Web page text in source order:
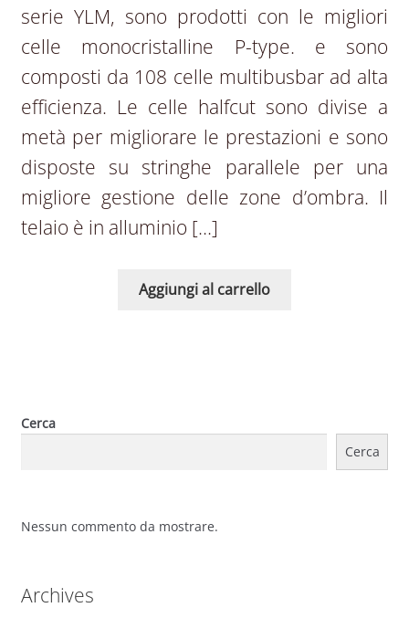
serie YLM, sono prodotti con le migliori
celle monocristalline P-type. e sono
composti da 108 celle multibusbar ad alta
efficienza. Le celle halfcut sono divise a
metà per migliorare le prestazioni e sono
disposte su stringhe parallele per una
migliore gestione delle zone d’ombra. Il
telaio è in alluminio […]
Aggiungi al carrello
Cerca
Cerca
Nessun commento da mostrare.
Archives